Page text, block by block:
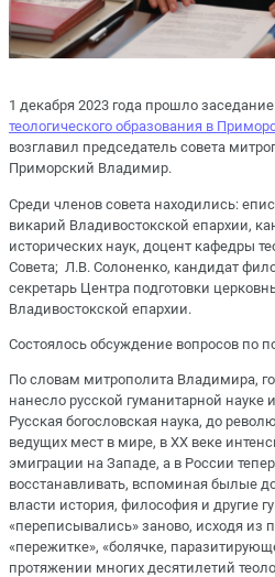
1 декабря 2023 года прошло заседание
теологического образования в
возглавил председатель совета
Приморский Владимир.
Среди членов совета находились:
викарий Владивостокской епархии,
исторических наук, доцент кафедры
Совета; Л.В. Солоненко, кандидат
секретарь Центра подготовки
Владивостокской епархии.
Состоялось обсуждение вопросов по
По словам митрополита Владимира,
нанесло русской гуманитарной науке
Русская богословская наука, до
ведущих мест в мире, в XX веке
эмиграции на Западе, а в России
восстанавливать, вспоминая былые
власти история, философия и другие
«переписывались» заново, исходя из
«пережитке», «болячке,
протяжении многих десятилетий